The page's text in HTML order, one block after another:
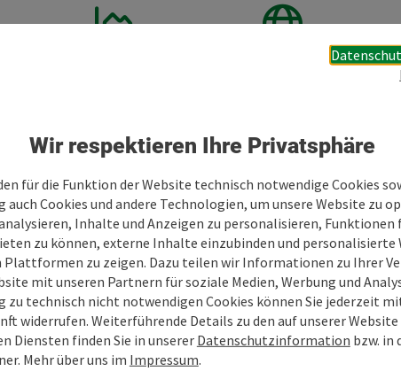
48.44, 14.78
Veranstaltungszentren
Wir respektieren Ihre Privatsphäre
für die Funktion der Website technisch notwendige Cookies
auch Cookies und andere Technologien, um unsere Website zu
Inhalte und Anzeigen zu personalisieren, Funktionen
zu können, externe Inhalte einzubinden und personalisierte
Plattformen zu zeigen. Dazu teilen wir Informationen zu Ihrer
mit unseren Partnern für soziale Medien, Werbung und
zu technisch nicht notwendigen Cookies können Sie jederzeit
widerrufen. Weiterführende Details zu den auf unserer Website
Diensten finden Sie in unsererDatenschutzinformation bzw. in
Mehr über uns im Impressum.